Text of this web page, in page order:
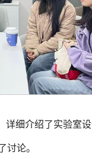
细介绍了实验室
讨论。